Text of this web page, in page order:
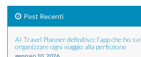
Post Recenti
AI Travel Planner definitivo: l’app che ho
organizzare ogni viaggio alla perfezione